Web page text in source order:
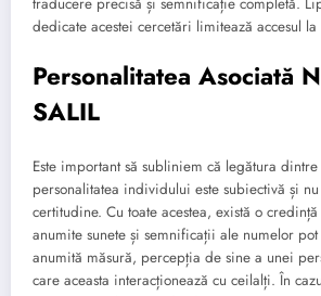
dedicate acestei cercetări limitează accesul
Personalitatea Asociată
SALIL
Este important să subliniem că legătura
personalitatea individului este subiectivă și
certitudine. Cu toate acestea, există o
anumite sunete și semnificații ale numelor
anumită măsură, percepția de sine a unei
care aceasta interacționează cu ceilalți. În